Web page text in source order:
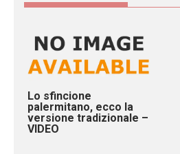
Lo sfincione
palermitano, ecco la
versione tradizionale –
VIDEO